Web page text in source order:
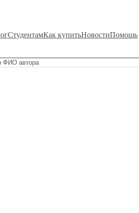
СтудентамКак купитьНовостиПомощь